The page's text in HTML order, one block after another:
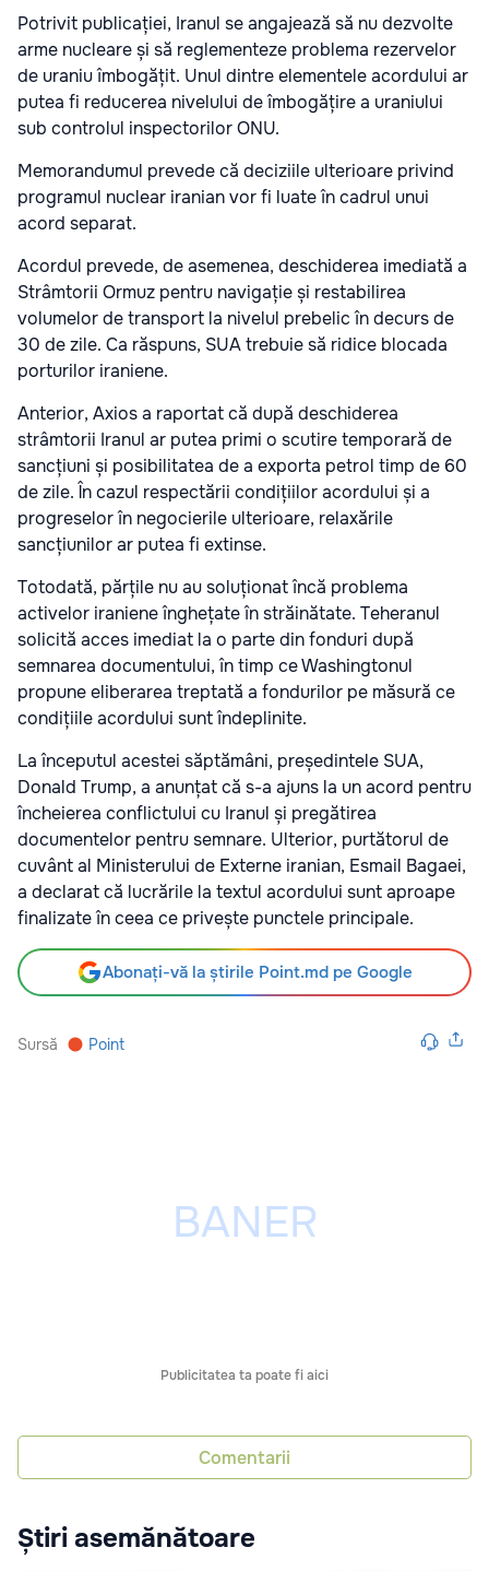
Potrivit publicației, Iranul se angajează să nu dezvolte
arme nucleare și să reglementeze problema rezervelor
de uraniu îmbogățit. Unul dintre elementele acordului ar
putea fi reducerea nivelului de îmbogățire a uraniului
sub controlul inspectorilor ONU.
Memorandumul prevede că deciziile ulterioare privind
programul nuclear iranian vor fi luate în cadrul unui
acord separat.
Acordul prevede, de asemenea, deschiderea imediată a
Strâmtorii Ormuz pentru navigație și restabilirea
volumelor de transport la nivelul prebelic în decurs de
30 de zile. Ca răspuns, SUA trebuie să ridice blocada
porturilor iraniene.
Anterior, Axios a raportat că după deschiderea
strâmtorii Iranul ar putea primi o scutire temporară de
sancțiuni și posibilitatea de a exporta petrol timp de 60
de zile. În cazul respectării condițiilor acordului și a
progreselor în negocierile ulterioare, relaxările
sancțiunilor ar putea fi extinse.
Totodată, părțile nu au soluționat încă problema
activelor iraniene înghețate în străinătate. Teheranul
solicită acces imediat la o parte din fonduri după
semnarea documentului, în timp ce Washingtonul
propune eliberarea treptată a fondurilor pe măsură ce
condițiile acordului sunt îndeplinite.
La începutul acestei săptămâni, președintele SUA,
Donald Trump, a anunțat că s-a ajuns la un acord pentru
încheierea conflictului cu Iranul și pregătirea
documentelor pentru semnare. Ulterior, purtătorul de
cuvânt al Ministerului de Externe iranian, Esmail Bagaei,
a declarat că lucrările la textul acordului sunt aproape
finalizate în ceea ce privește punctele principale.
Abonați-vă la știrile Point.md pe Google
Sursă Point
Publicitatea ta poate fi aici
Comentarii
Știri asemănătoare